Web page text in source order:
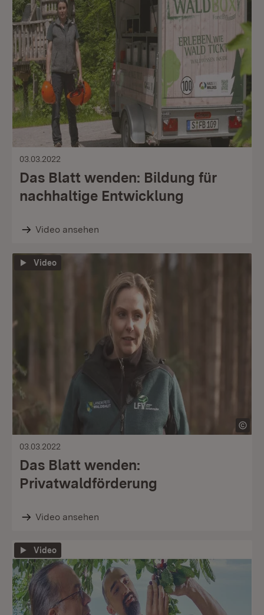
03.03.2022
Das Blatt wenden: Bildung für
nachhaltige Entwicklung
Video ansehen
Video
03.03.2022
Das Blatt wenden:
Privatwaldförderung
Video ansehen
Video